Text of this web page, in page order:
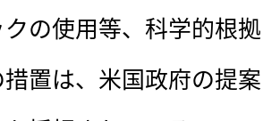
の使用等、科学的根
置は、米国政府の提